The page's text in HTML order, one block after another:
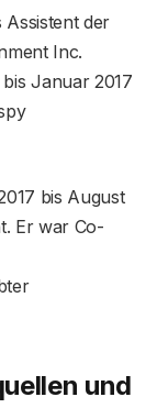
Assistent der
Inc.
Januar 2017
bis August
Er war Co-
und